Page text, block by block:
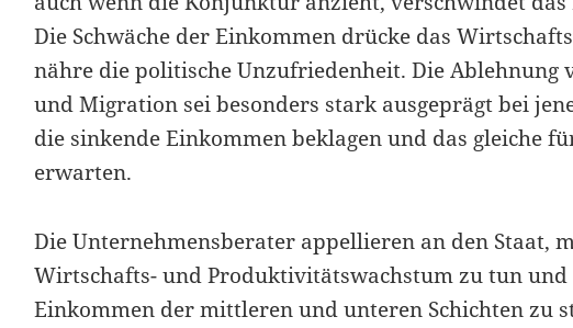
Die Schwäche der Einkommen drücke das
nähre die politische Unzufriedenheit. Die Ablehnung
und Migration sei besonders stark ausgeprägt bei
die sinkende Einkommen beklagen und das gleiche
erwarten.
Die Unternehmensberater appellieren an den Staat,
Wirtschafts- und Produktivitätswachstum zu tun und
Einkommen der mittleren und unteren Schichten zu